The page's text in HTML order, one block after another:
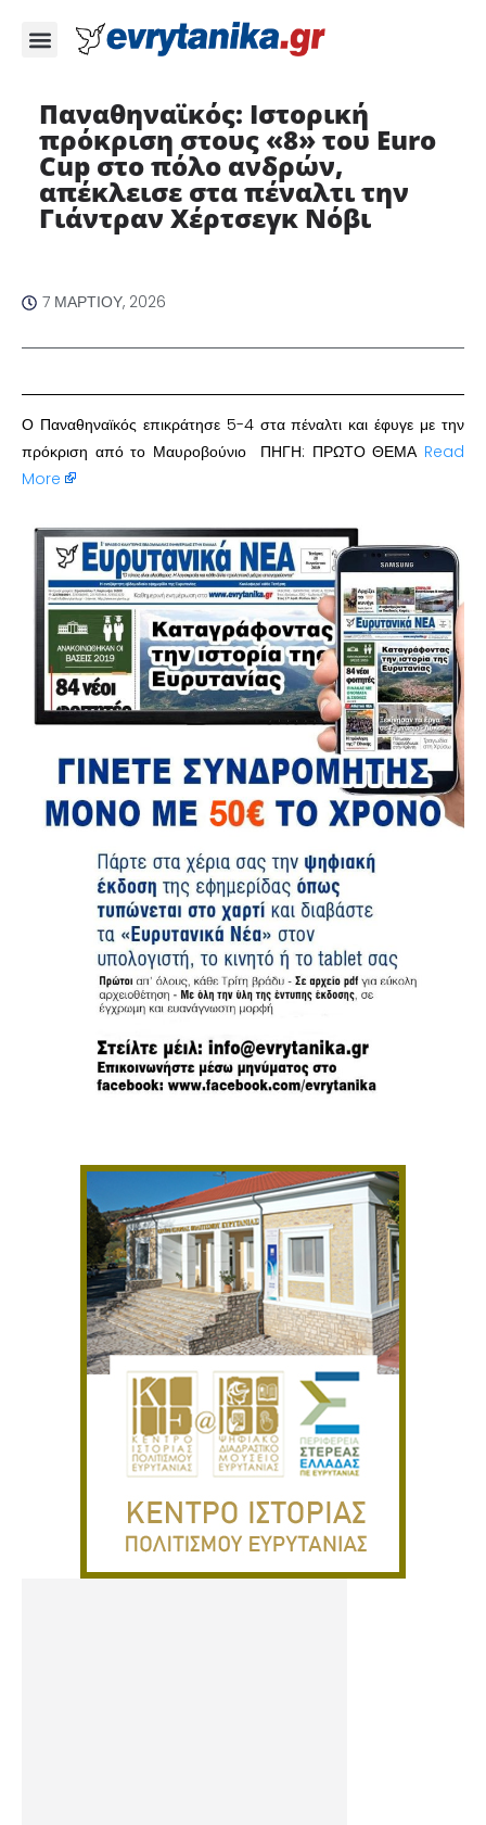
Παναθηναϊκός: Ιστορική
πρόκριση στους «8» του Euro
Cup στο πόλο ανδρών,
απέκλεισε στα πέναλτι την
Γιάντραν Χέρτσεγκ Νόβι
7 ΜΑΡΤΊΟΥ, 2026
Ο Παναθηναϊκός επικράτησε 5-4 στα πέναλτι και έφυγε με την
πρόκριση από το Μαυροβούνιο ΠΗΓΗ: ΠΡΩΤΟ ΘΕΜΑ Read
More